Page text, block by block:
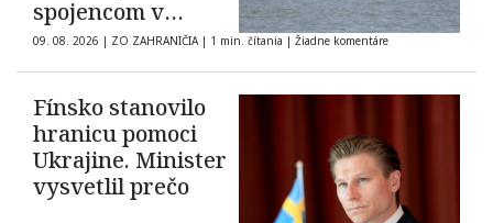
spojencom v
regióne
09. 08. 2026 | ZO ZAHRANIČIA | 1 min. čítania | Žiadne komentáre
Fínsko stanovilo
hranicu pomoci
Ukrajine. Minister
vysvetlil prečo